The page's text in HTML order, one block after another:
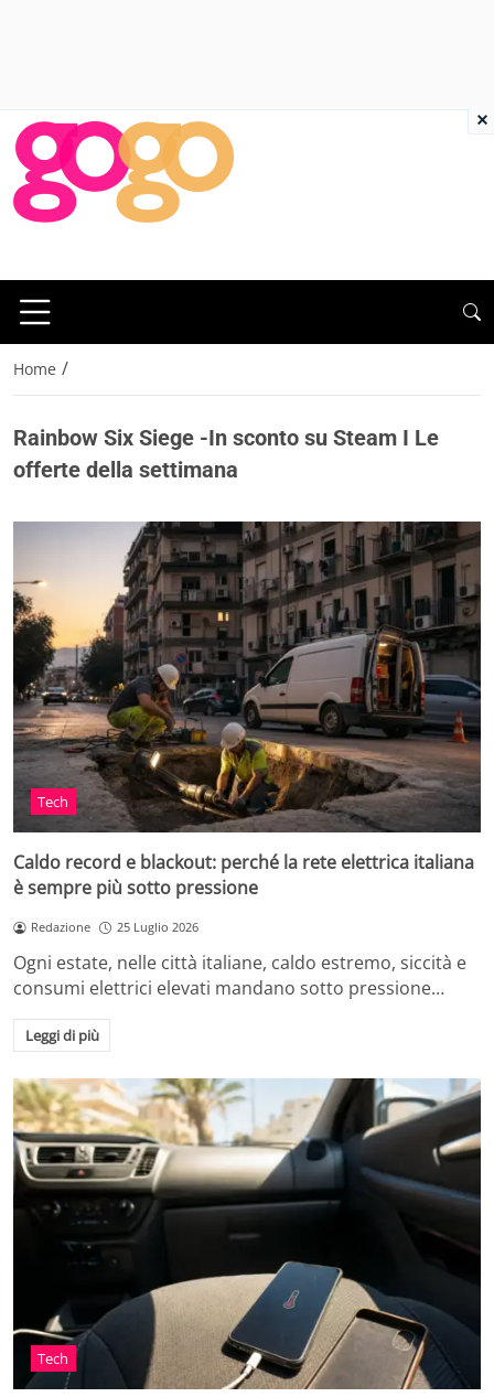
Home /
Rainbow Six Siege -In sconto su Steam I Le
offerte della settimana
Tech
Caldo record e blackout: perché la rete elettrica italiana
è sempre più sotto pressione
Redazione 25 Luglio 2026
Ogni estate, nelle città italiane, caldo estremo, siccità e
consumi elettrici elevati mandano sotto pressione…
Leggi di più
Tech
×